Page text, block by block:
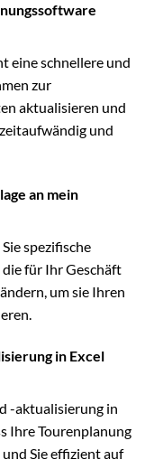
eine schnellere und
zur
aktualisieren und
und
an mein
spezifische
für Ihr Geschäft
um sie Ihren
in Excel
-aktualisierung in
Ihre Tourenplanung
Sie effizient auf